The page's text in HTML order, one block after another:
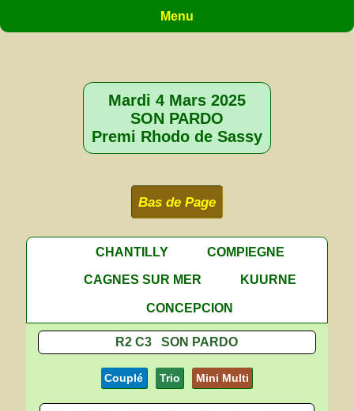
Menu
Mardi 4 Mars 2025
SON PARDO
Premi Rhodo de Sassy
Bas de Page
CHANTILLY
COMPIEGNE
CAGNES SUR MER
KUURNE
CONCEPCION
R2 C3 SON PARDO
Couplé Trio Mini Multi